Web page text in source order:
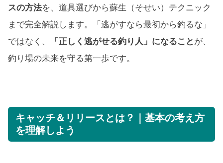
スの方法を、道具選びから蘇生（そせい）テクニック
まで完全解説します。「逃がすなら最初から釣るな」
ではなく、
「正しく逃がせる釣り人」になること が、
釣り場の未来を守る第一歩です。
キャッチ＆リリースとは？｜基本の考え方
を理解しよう